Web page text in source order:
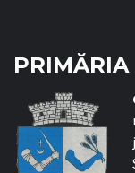
PRIMĂRIA